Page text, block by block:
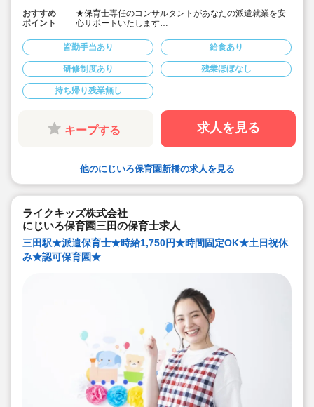
おすすめ
ポイント
★保育士専任のコンサルタントがあなたの派遣就業を安
心サポートいたします
★時給1,750円、別途交通費支給！
★時間固定＆土日祝休み！
★ワークライフバランス重視してご勤務いただけます
皆勤手当あり 給食あり
研修制度あり 残業ほぼなし
持ち帰り残業無し
キープする 求人を見る
他のにじいろ保育園新橋の求人を見る
ライクキッズ株式会社
にじいろ保育園三田の保育士求人
三田駅★派遣保育士★時給1,750円★時間固定OK★土日祝休
み★認可保育園★